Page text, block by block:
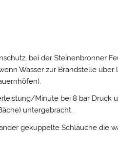
bei der Steinenbronner
Wasser zur Brandstelle über
Minute bei 8 bar Druck
untergebracht.
gekuppelte Schläuche die